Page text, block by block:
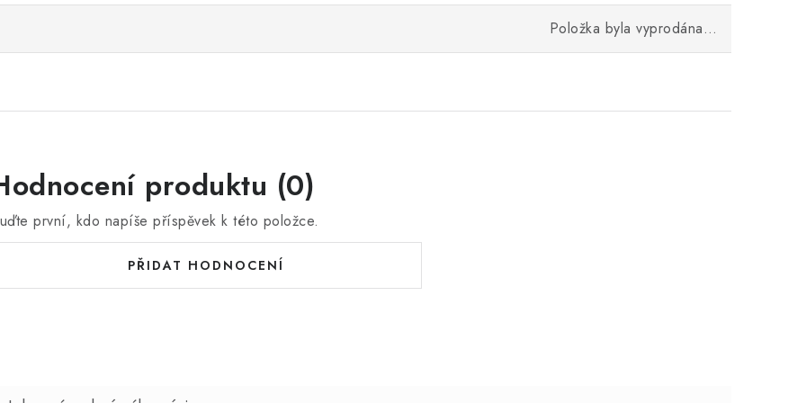
Položka byla vyprodána…
produktu (0)
první, kdo napíše příspěvek k této položce.
PŘIDAT HODNOCENÍ